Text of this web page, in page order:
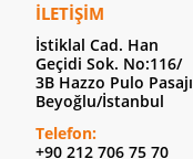
İLETIŞIM
İstiklal Cad. Han
Geçidi Sok. No:116/
3B Hazzo Pulo Pasajı
Beyoğlu/İstanbul
Telefon:
+90 212 706 75 70